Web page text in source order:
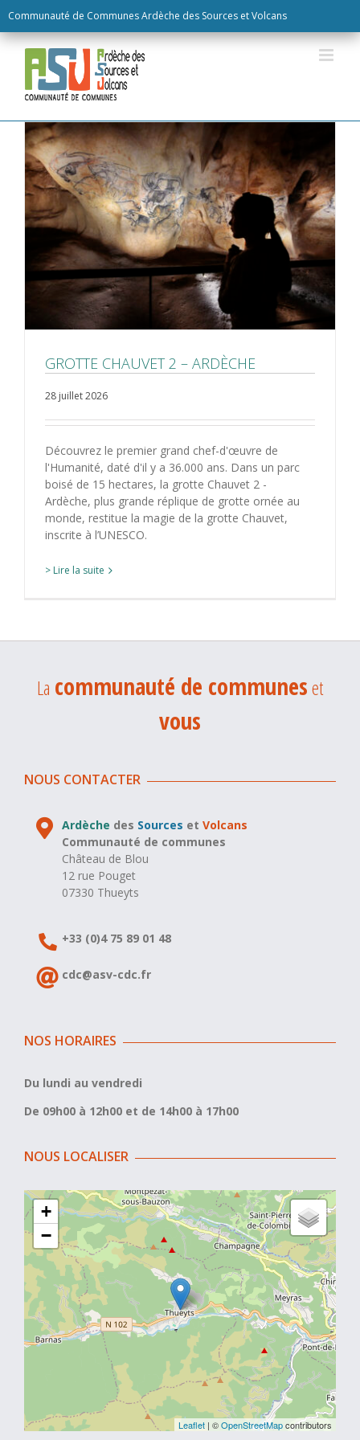
Communauté de Communes Ardèche des Sources et Volcans
to
content
GROTTE CHAUVET 2 – ARDÈCHE
28 juillet 2026
Découvrez le premier grand chef-d'œuvre de
l'Humanité, daté d'il y a 36.000 ans. Dans un parc
boisé de 15 hectares, la grotte Chauvet 2 -
Ardèche, plus grande réplique de grotte ornée au
monde, restitue la magie de la grotte Chauvet,
inscrite à l’UNESCO.
> Lire la suite
La communauté de communeset
vous
NOUS CONTACTER
Ardèche des Sources etVolcans
Communauté de communes
Château de Blou
12 rue Pouget
07330 Thueyts
+33 (0)4 75 89 01 48
cdc@asv-cdc.fr
NOS HORAIRES
Du lundi au vendredi
De 09h00 à 12h00 et de 14h00 à 17h00
NOUS LOCALISER
+
−
Leaflet | ©OpenStreetMapcontributors